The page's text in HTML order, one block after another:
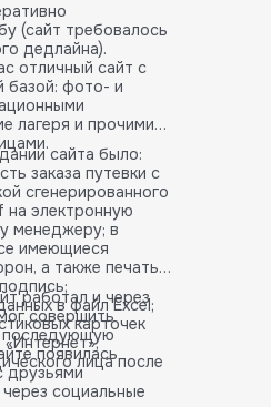
(сайт требовалось
дедлайна).
отличный сайт с
базой: фото- и
лагеря и прочими
сайта было:
заказа путевки с
сгенерированного
электронную
менеджеру; в
имеющиеся
а также печать
в файл Excel;
карточек
лица после
работал и через
совершить
последующую
появилась
друзьями
социальные